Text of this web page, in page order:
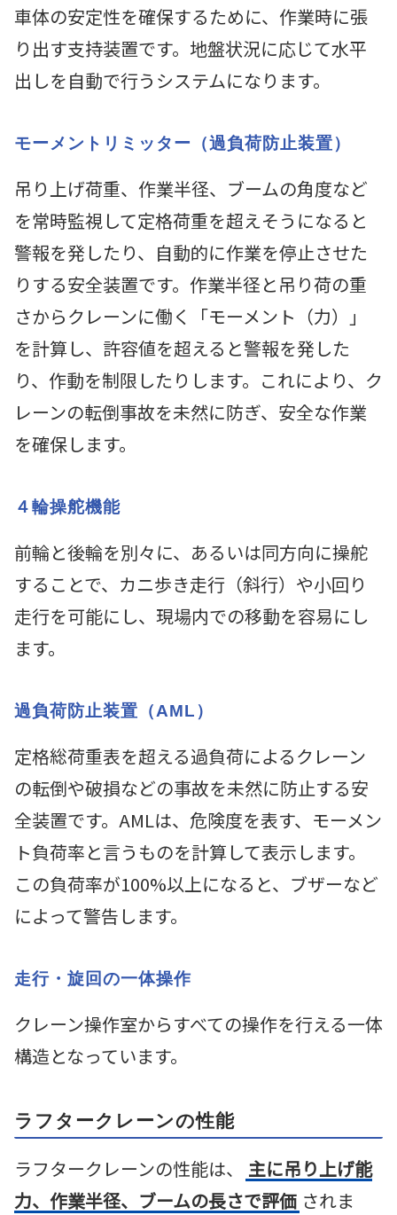
車体の安定性を確保するために、作業時に張
り出す支持装置です。地盤状況に応じて水平
出しを自動で行うシステムになります。
モーメントリミッター（過負荷防止装置）
吊り上げ荷重、作業半径、ブームの角度など
を常時監視して定格荷重を超えそうになると
警報を発したり、自動的に作業を停止させた
りする安全装置です。作業半径と吊り荷の重
さからクレーンに働く「モーメント（力）」
を計算し、許容値を超えると警報を発した
り、作動を制限したりします。これにより、ク
レーンの転倒事故を未然に防ぎ、安全な作業
を確保します。
４輪操舵機能
前輪と後輪を別々に、あるいは同方向に操舵
することで、カニ歩き走行（斜行）や小回り
走行を可能にし、現場内での移動を容易にし
ます。
過負荷防止装置（AML）
定格総荷重表を超える過負荷によるクレーン
の転倒や破損などの事故を未然に防止する安
全装置です。AMLは、危険度を表す、モーメン
ト負荷率と言うものを計算して表示します。
この負荷率が100%以上になると、ブザーなど
によって警告します。
走行・旋回の一体操作
クレーン操作室からすべての操作を行える一体
構造となっています。
ラフタークレーンの性能
ラフタークレーンの性能は、
主に吊り上げ能
力、作業半径、ブームの長さで評価 されま